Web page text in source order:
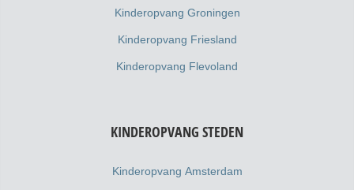
Kinderopvang Groningen
Kinderopvang Friesland
Kinderopvang Flevoland
KINDEROPVANG STEDEN
Kinderopvang Amsterdam